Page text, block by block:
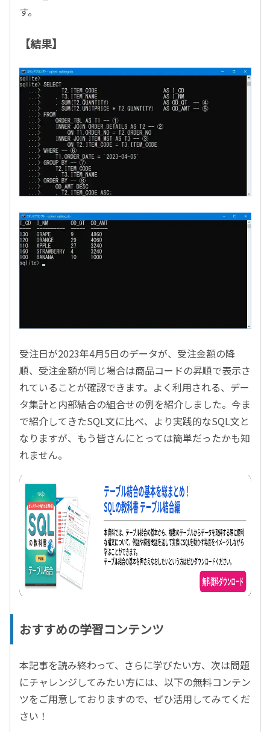
す。
【結果】
受注日が2023年4月5日のデータが、受注金額の降
順、受注金額が同じ場合は商品コードの昇順で表示さ
れていることが確認できます。よく利用される、デー
タ集計と内部結合の組合せの例を紹介しました。今ま
で紹介してきたSQL文に比べ、より実践的なSQL文と
なりますが、もう皆さんにとっては簡単だったかも知
れません。
おすすめの学習コンテンツ
本記事を読み終わって、さらに学びたい方、次は問題
にチャレンジしてみたい方には、以下の無料コンテン
ツをご用意しておりますので、ぜひ活用してみてくだ
さい！